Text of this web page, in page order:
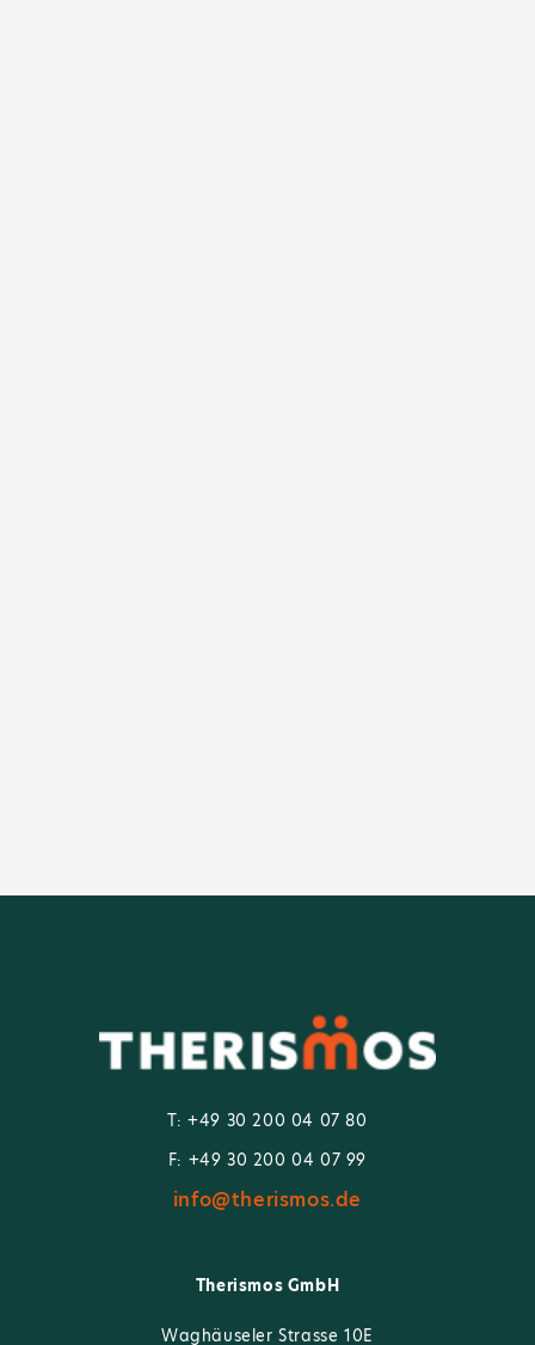
T: +49 30 200 04 07 80
F: +49 30 200 04 07 99
info@therismos.de
Therismos GmbH
Waghäuseler Strasse 10E